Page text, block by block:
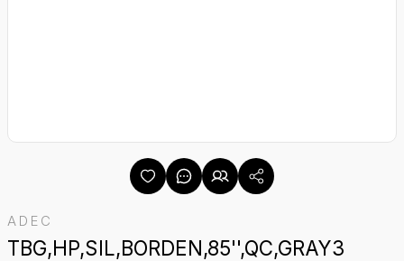
ADEC
TBG,HP,SIL,BORDEN,85'',QC,GRAY3